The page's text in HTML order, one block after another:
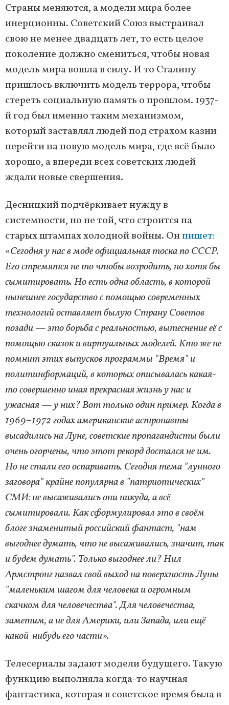
Страны меняются, а модели мира более
инерционны. Советский Союз выстраивал
свою не менее двадцать лет, то есть целое
поколение должно смениться, чтобы новая
модель мира вошла в силу. И то Сталину
пришлось включить модель террора, чтобы
стереть социальную память о прошлом. 1937-
й год был именно таким механизмом,
который заставлял людей под страхом казни
перейти на новую модель мира, где всё было
хорошо, а впереди всех советских людей
ждали новые свершения.
Десницкий подчёркивает нужду в
системности, но не той, что строится на
старых штампах холодной войны. Онпишет:
«Сегодня у нас в моде официальная тоска по СССР.
Его стремятся не то чтобы возродить, но хотя бы
сымитировать. Но есть одна область, в которой
нынешнее государство с помощью современных
технологий оставляет былую Страну Советов
позади — это борьба с реальностью, вытеснение её с
помощью сказок и виртуальных моделей. Кто же не
помнит этих выпусков программы "Время" и
политинформаций, в которых описывалась какая-
то совершенно иная прекрасная жизнь у нас и
ужасная — у них? Вот только один пример. Когда в
1969–1972 годах американские астронавты
высадились на Луне, советские пропагандисты были
очень огорчены, что этот рекорд достался не им.
Но не стали его оспаривать. Сегодня тема "лунного
заговора" крайне популярна в "патриотических"
СМИ: не высаживались они никуда, а всё
сымитировали. Как сформулировал это в своём
блоге знаменитый российский фантаст, "нам
выгоднее думать, что не высаживались, значит, так
и будем думать". Только выгоднее ли? Нил
Армстронг назвал свой выход на поверхность Луны
"маленьким шагом для человека и огромным
скачком для человечества". Для человечества,
заметим, а не для Америки, или Запада, или ещё
какой-нибудь его части».
Телесериалы задают модели будущего. Такую
функцию выполняла когда-то научная
фантастика, которая в советское время была в